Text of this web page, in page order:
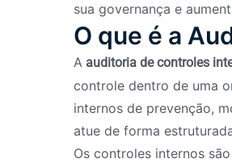
sua governança e
O que é a
Aauditoria de controles
controle dentro de uma
internos de prevenção,
atue de forma
Os controles internos